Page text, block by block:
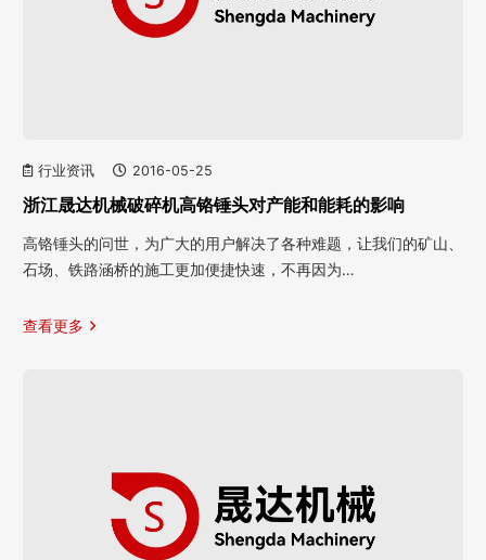
行业资讯 2016-05-25
浙江晟达机械破碎机高铬锤头对产能和能耗的影响
高铬锤头的问世，为广大的用户解决了各种难题，让我们的矿山、
石场、铁路涵桥的施工更加便捷快速，不再因为…
查看更多